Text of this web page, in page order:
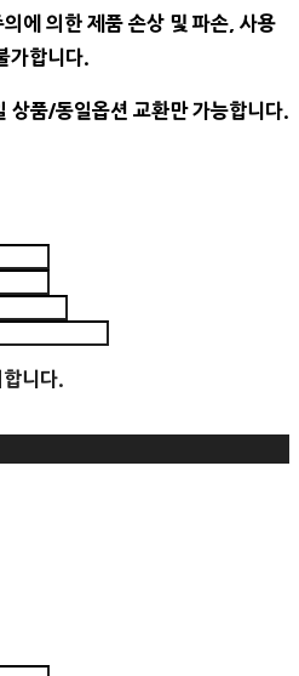
에 의한 제품 손상 및 파손, 사용
가합니다.
상품/동일옵션 교환만 가능합니다.
합니다.